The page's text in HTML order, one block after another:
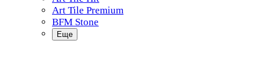
Art Tile Premium
BFM Stone
Еще